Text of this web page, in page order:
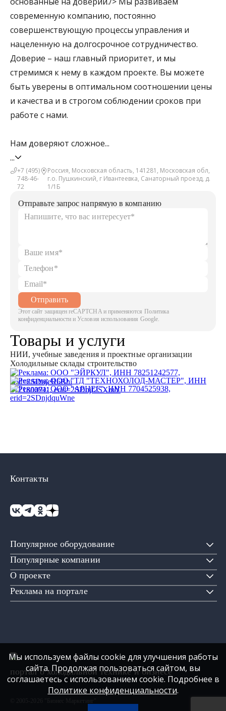
современную компанию, постоянно
совершенствующую процессы управления и
нацеленную на долгосрочное сотрудничество.
Доверие – наш главный приоритет, и мы
стремимся к нему в каждом проекте. Вы можете
быть уверены в оптимальном соотношении цены
и качества и в строгом соблюдении сроков при
работе с нами.
Нам доверяют сложное...
...
+7 (495)
748-46-
72
Россия, Московская область, 141281, Московская обл,
г.о. Пушкинский, г Ивантеевка, Санаторный проезд, д.
1/1Б
Отправьте запрос напрямую в компанию
Отправить
Этот сайт защищен reCAPTCHA и применяются Политика
конфиденциальности и Условия использования Google.
Товары и услуги
НИИ, учебные заведения и проектные организации
Холодильные склады строительство
Популярное оборудование
Популярные компании
О проекте
Реклама на портале
Контакты
портал о холодильной технике и бизнесе
Мы используем файлы cookie для улучшения работы
сайта. Продолжая пользоваться сайтом, вы
соглашаетесь с использованием cookie. Подробнее в
Политике конфиденциальности.